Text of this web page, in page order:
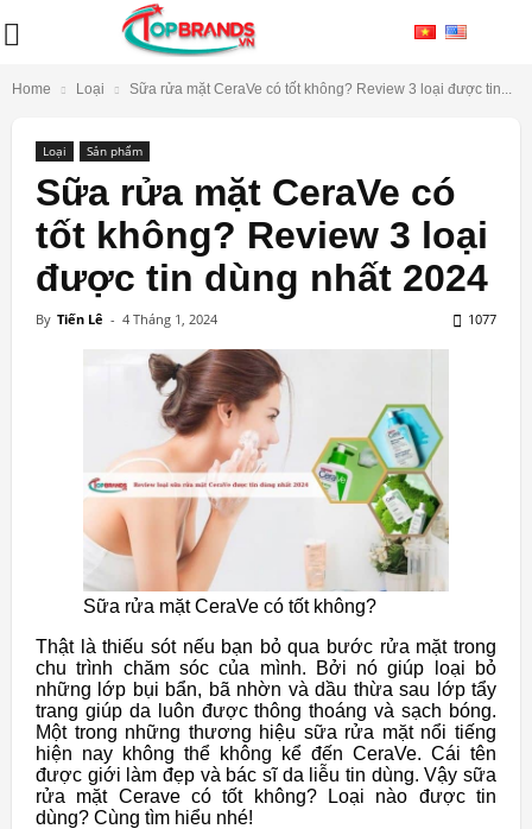
Home Loại Sữa rửa mặt CeraVe có tốt không? Review 3 loại được tin...
Loại Sản phẩm
Sữa rửa mặt CeraVe có
tốt không? Review 3 loại
được tin dùng nhất 2024
By Tiến Lê - 4 Tháng 1, 2024 1077
Sữa rửa mặt CeraVe có tốt không?
Thật là thiếu sót nếu bạn bỏ qua bước rửa mặt trong
chu trình chăm sóc của mình. Bởi nó giúp loại bỏ
những lớp bụi bẩn, bã nhờn và dầu thừa sau lớp tẩy
trang giúp da luôn được thông thoáng và sạch bóng.
Một trong những thương hiệu sữa rửa mặt nổi tiếng
hiện nay không thể không kể đến CeraVe. Cái tên
được giới làm đẹp và bác sĩ da liễu tin dùng. Vậy sữa
rửa mặt Cerave có tốt không? Loại nào được tin
dùng? Cùng tìm hiểu nhé!